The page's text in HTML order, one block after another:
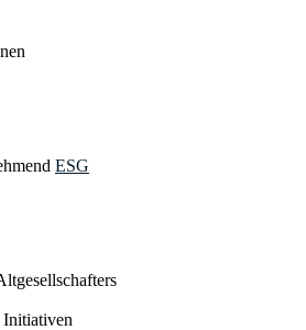
ESG
Initiativen